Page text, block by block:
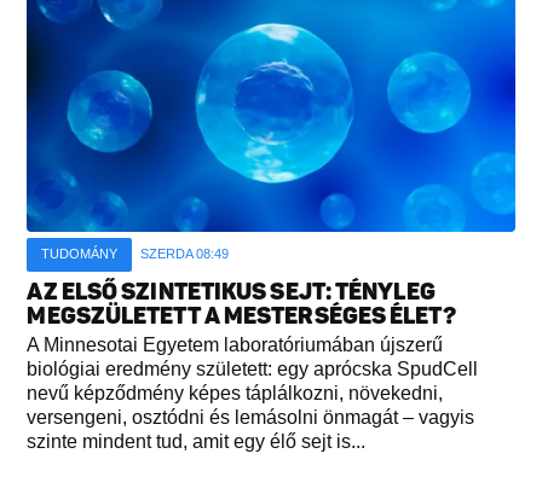
TUDOMÁNY SZERDA 08:49
AZ ELSŐ SZINTETIKUS SEJT: TÉNYLEG
MEGSZÜLETETT A MESTERSÉGES ÉLET?
A Minnesotai Egyetem laboratóriumában újszerű
biológiai eredmény született: egy aprócska SpudCell
nevű képződmény képes táplálkozni, növekedni,
versengeni, osztódni és lemásolni önmagát – vagyis
szinte mindent tud, amit egy élő sejt is...